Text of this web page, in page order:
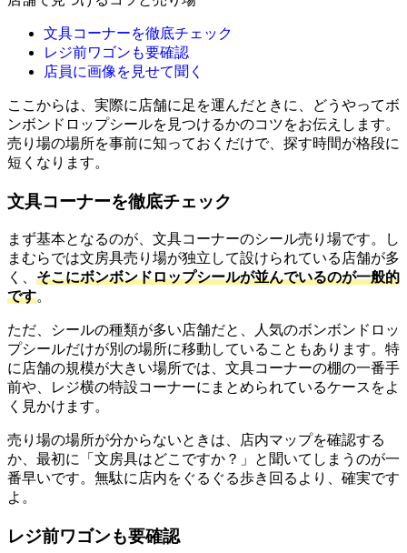
文具コーナーを徹底チェック
レジ前ワゴンも要確認
店員に画像を見せて聞く
ここからは、実際に店舗に足を運んだときに、どうやってボ
ンボンドロップシールを見つけるかのコツをお伝えします。
売り場の場所を事前に知っておくだけで、探す時間が格段に
短くなります。
文具コーナーを徹底チェック
まず基本となるのが、文具コーナーのシール売り場です。し
まむらでは文房具売り場が独立して設けられている店舗が多
く、 そこにボンボンドロップシールが並んでいるのが一般的
です。
ただ、シールの種類が多い店舗だと、人気のボンボンドロッ
プシールだけが別の場所に移動していることもあります。特
に店舗の規模が大きい場所では、文具コーナーの棚の一番手
前や、レジ横の特設コーナーにまとめられているケースをよ
く見かけます。
売り場の場所が分からないときは、店内マップを確認する
か、最初に「文房具はどこですか？」と聞いてしまうのが一
番早いです。無駄に店内をぐるぐる歩き回るより、確実です
よ。
レジ前ワゴンも要確認